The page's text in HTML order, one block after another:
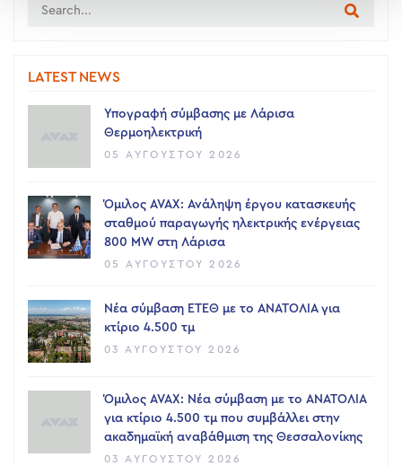
LATEST NEWS
Υπογραφή σύμβασης με Λάρισα
Θερμοηλεκτρική
05 ΑΥΓΟΎΣΤΟΥ 2026
Όμιλος AVAX: Ανάληψη έργου κατασκευής
σταθμού παραγωγής ηλεκτρικής ενέργειας
800 ΜW στη Λάρισα
05 ΑΥΓΟΎΣΤΟΥ 2026
Νέα σύμβαση ΕΤΕΘ με το ΑΝΑΤΟΛΙΑ για
κτίριο 4.500 τμ
03 ΑΥΓΟΎΣΤΟΥ 2026
Όμιλος AVAX: Νέα σύμβαση με το ΑΝΑΤΟΛΙΑ
για κτίριο 4.500 τμ που συμβάλλει στην
ακαδημαϊκή αναβάθμιση της Θεσσαλονίκης
03 ΑΥΓΟΎΣΤΟΥ 2026